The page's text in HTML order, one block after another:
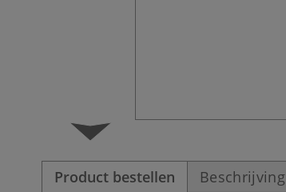
Product bestellen Beschrijving